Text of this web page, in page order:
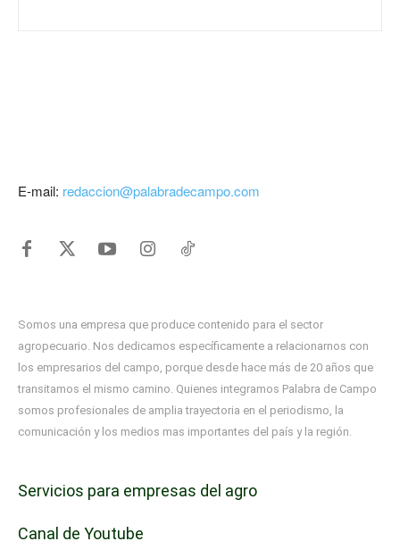
E-mail: redaccion@palabradecampo.com
Somos una empresa que produce contenido para el sector
agropecuario. Nos dedicamos específicamente a relacionarnos con
los empresarios del campo, porque desde hace más de 20 años que
transitamos el mismo camino. Quienes integramos Palabra de Campo
somos profesionales de amplia trayectoria en el periodismo, la
comunicación y los medios mas importantes del país y la región.
Servicios para empresas del agro
Canal de Youtube